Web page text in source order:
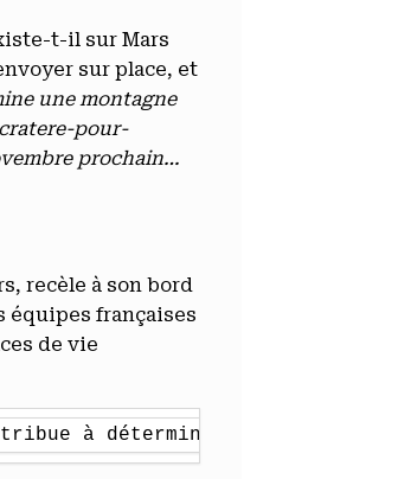
t-il sur Mars
sur place, et
une montagne
pour-
prochain…
recèle à son bord
équipes françaises
de vie